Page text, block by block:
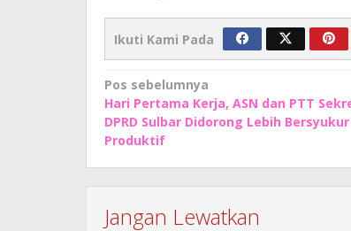
Ikuti Kami Pada
Navigasi
pos
Pos sebelumnya
Hari Pertama Kerja, ASN dan PTT
DPRD Sulbar Didorong Lebih
Produktif
Jangan Lewatkan